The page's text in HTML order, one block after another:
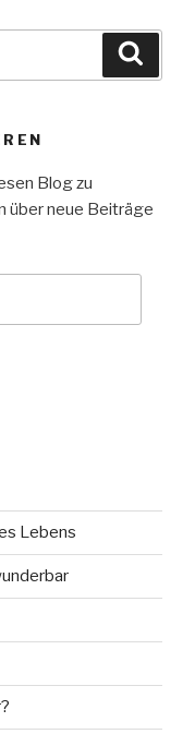
Blog zu
über neue Beiträge
Lebens